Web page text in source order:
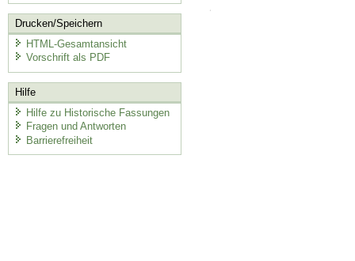
Drucken/Speichern
HTML-Gesamtansicht
Vorschrift als PDF
Hilfe
Hilfe zu Historische Fassungen
Fragen und Antworten
Barrierefreiheit